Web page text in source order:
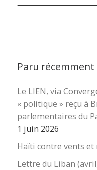
Paru récemment
Le LIEN, via
« politique » reçu à
parlementaires du
1 juin 2026
Haïti contre vents et
Lettre du Liban